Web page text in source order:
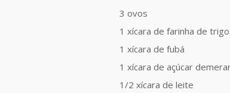
3 ovos
1 xícara de farinha de
1 xícara de fubá
1 xícara de açúcar
1/2 xícara de leite